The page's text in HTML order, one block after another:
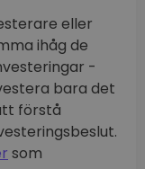
eller
ihåg de
-
bara det
förstå
som